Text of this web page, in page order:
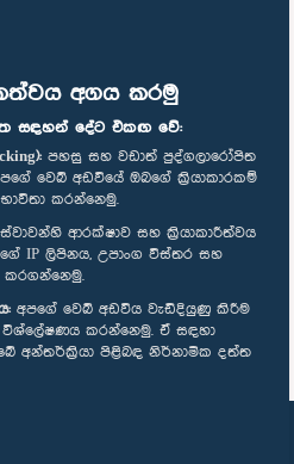
අගය කරමු
සඳහන් දේට එකඟ වේ:
පහසු සහ වඩාත් පුද්ගලාරෝපිත
වෙබ් අඩවියේ ඔබගේ ක්‍රියාකාරකම්
කරන්නෙමු.
ආරක්ෂාව සහ ක්‍රියාකාරීත්වය
IP ලිපිනය, උපාංග විස්තර සහ
කරගන්නෙමු.
අපගේ වෙබ් අඩවිය වැඩිදියුණු කිරීම
කරන්නෙමු. ඒ සඳහා
අන්තර්ක්‍රියා පිළිබඳ නිර්නාමික දත්ත